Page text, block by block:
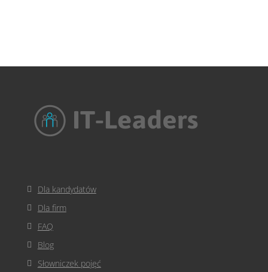
Dla kandydatów
Dla firm
FAQ
Blog
Słowniczek pojęć